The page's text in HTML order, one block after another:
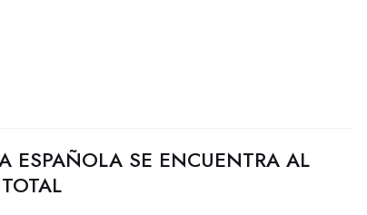
ESPAÑOLA SE ENCUENTRA AL